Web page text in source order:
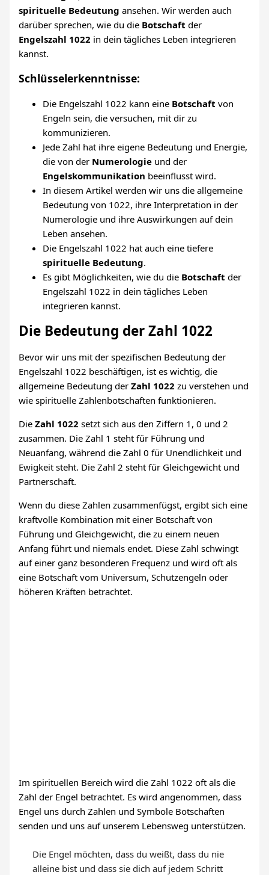
spirituelle Bedeutung ansehen. Wir werden auch
darüber sprechen, wie du die Botschaft der
Engelszahl 1022 in dein tägliches Leben integrieren
kannst.
Schlüsselerkenntnisse:
Die Engelszahl 1022 kann eine Botschaft von
Engeln sein, die versuchen, mit dir zu
kommunizieren.
Jede Zahl hat ihre eigene Bedeutung und Energie,
die von der Numerologie und der
Engelskommunikation beeinflusst wird.
In diesem Artikel werden wir uns die allgemeine
Bedeutung von 1022, ihre Interpretation in der
Numerologie und ihre Auswirkungen auf dein
Leben ansehen.
Die Engelszahl 1022 hat auch eine tiefere
spirituelle Bedeutung.
Es gibt Möglichkeiten, wie du die Botschaft der
Engelszahl 1022 in dein tägliches Leben
integrieren kannst.
Die Bedeutung der Zahl 1022
Bevor wir uns mit der spezifischen Bedeutung der
Engelszahl 1022 beschäftigen, ist es wichtig, die
allgemeine Bedeutung derZahl 1022 zu verstehen und
wie spirituelle Zahlenbotschaften funktionieren.
DieZahl 1022 setzt sich aus den Ziffern 1, 0 und 2
zusammen. Die Zahl 1 steht für Führung und
Neuanfang, während die Zahl 0 für Unendlichkeit und
Ewigkeit steht. Die Zahl 2 steht für Gleichgewicht und
Partnerschaft.
Wenn du diese Zahlen zusammenfügst, ergibt sich eine
kraftvolle Kombination mit einer Botschaft von
Führung und Gleichgewicht, die zu einem neuen
Anfang führt und niemals endet. Diese Zahl schwingt
auf einer ganz besonderen Frequenz und wird oft als
eine Botschaft vom Universum, Schutzengeln oder
höheren Kräften betrachtet.
Im spirituellen Bereich wird die Zahl 1022 oft als die
Zahl der Engel betrachtet. Es wird angenommen, dass
Engel uns durch Zahlen und Symbole Botschaften
senden und uns auf unserem Lebensweg unterstützen.
Die Engel möchten, dass du weißt, dass du nie
alleine bist und dass sie dich auf jedem Schritt